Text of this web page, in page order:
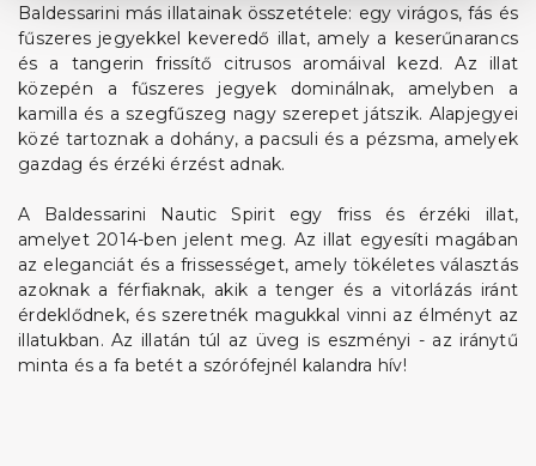
Baldessarini más illatainak összetétele: egy virágos, fás és
fűszeres jegyekkel keveredő illat, amely a keserűnarancs
és a tangerin frissítő citrusos aromáival kezd. Az illat
közepén a fűszeres jegyek dominálnak, amelyben a
kamilla és a szegfűszeg nagy szerepet játszik. Alapjegyei
közé tartoznak a dohány, a pacsuli és a pézsma, amelyek
gazdag és érzéki érzést adnak.
A Baldessarini Nautic Spirit egy friss és érzéki illat,
amelyet 2014-ben jelent meg. Az illat egyesíti magában
az eleganciát és a frissességet, amely tökéletes választás
azoknak a férfiaknak, akik a tenger és a vitorlázás iránt
érdeklődnek, és szeretnék magukkal vinni az élményt az
illatukban. Az illatán túl az üveg is eszményi - az iránytű
minta és a fa betét a szórófejnél kalandra hív!